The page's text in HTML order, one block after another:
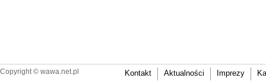
Copyright © wawa.net.pl Kontakt Aktualności Imprezy